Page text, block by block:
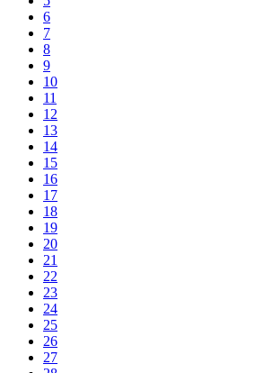
6
7
8
9
10
11
12
13
14
15
16
17
18
19
20
21
22
23
24
25
26
27